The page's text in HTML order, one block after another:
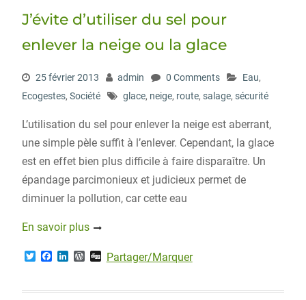
J’évite d’utiliser du sel pour
enlever la neige ou la glace
25 février 2013 admin 0 Comments Eau,
Ecogestes, Société glace, neige, route, salage, sécurité
L’utilisation du sel pour enlever la neige est aberrant,
une simple pèle suffit à l’enlever. Cependant, la glace
est en effet bien plus difficile à faire disparaître. Un
épandage parcimonieux et judicieux permet de
diminuer la pollution, car cette eau
En savoir plus
T
t
F
e
L
k
W
d
D
g
Partager/Marquer